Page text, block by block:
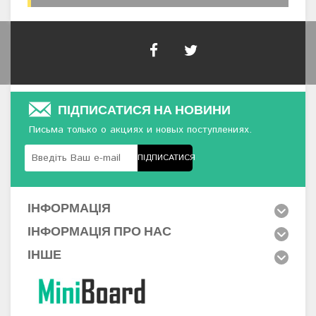
ПІДПИСАТИСЯ НА НОВИНИ
Письма только о акциях и новых поступлениях.
ПІДПИСАТИСЯ
ІНФОРМАЦІЯ
ІНФОРМАЦІЯ ПРО НАС
ІНШЕ